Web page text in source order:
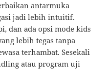
antarmuka
jadi lebih intuitif.
dan ada opsi mode kids
lebih tegas tanpa
terhambat. Sesekali
atau program uji